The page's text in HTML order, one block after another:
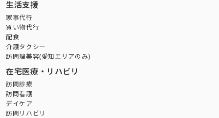
生活支援
家事代行
買い物代行
配食
介護タクシー
訪問理美容(愛知エリアのみ)
在宅医療・リハビリ
訪問診療
訪問看護
デイケア
訪問リハビリ